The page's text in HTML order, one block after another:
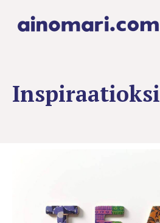
Inspiraatioksi